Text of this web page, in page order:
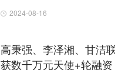
2024-08-16
高秉强、李泽湘、甘洁
获数千万元天使+轮融